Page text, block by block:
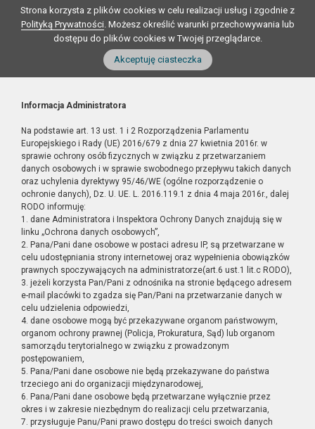
Strona korzysta z plików cookies w celu realizacji usług i zgodnie z
Polityką Prywatności. Możesz określić warunki przechowywania lub
dostępu do plików cookies w Twojej przeglądarce.
Akceptuję ciasteczka
Informacja Administratora
Na podstawie art. 13 ust. 1 i 2 Rozporządzenia Parlamentu
Europejskiego i Rady (UE) 2016/679 z dnia 27 kwietnia 2016r. w
sprawie ochrony osób fizycznych w związku z przetwarzaniem
danych osobowych i w sprawie swobodnego przepływu takich danych
oraz uchylenia dyrektywy 95/46/WE (ogólne rozporządzenie o
ochronie danych), Dz. U. UE. L. 2016.119.1 z dnia 4 maja 2016r., dalej
RODO informuję:
1. dane Administratora i Inspektora Ochrony Danych znajdują się w
linku „Ochrona danych osobowych”,
2. Pana/Pani dane osobowe w postaci adresu IP, są przetwarzane w
celu udostępniania strony internetowej oraz wypełnienia obowiązków
prawnych spoczywających na administratorze(art.6 ust.1 lit.c RODO),
3. jeżeli korzysta Pan/Pani z odnośnika na stronie będącego adresem
e-mail placówki to zgadza się Pan/Pani na przetwarzanie danych w
celu udzielenia odpowiedzi,
4. dane osobowe mogą być przekazywane organom państwowym,
organom ochrony prawnej (Policja, Prokuratura, Sąd) lub organom
samorządu terytorialnego w związku z prowadzonym
postępowaniem,
5. Pana/Pani dane osobowe nie będą przekazywane do państwa
trzeciego ani do organizacji międzynarodowej,
6. Pana/Pani dane osobowe będą przetwarzane wyłącznie przez
okres i w zakresie niezbędnym do realizacji celu przetwarzania,
7. przysługuje Panu/Pani prawo dostępu do treści swoich danych